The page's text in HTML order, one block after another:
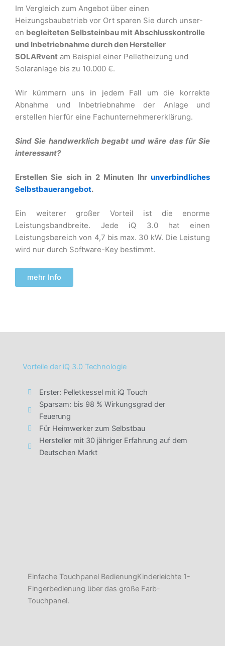
Im Vergleich zum Angebot über einen
Heizungsbaubetrieb vor Ort sparen Sie durch unser-
en begleitetenSelbsteinbau mit Abschlusskontrolle
und Inbetriebnahme durch den Hersteller
SOLARvent am Beispiel einer Pelletheizung und
Solaranlage bis zu 10.000 €.
Wir kümmern uns in jedem Fall um die korrekte
Abnahme und Inbetriebnahme der Anlage und
erstellen hierfür eine Fachunternehmererklärung.
Sind Sie handwerklich begabt und wäre das für Sie
interessant?
Erstellen Sie sich in 2 Minuten Ihr unverbindliches
Selbstbauerangebot.
Ein weiterer großer Vorteil ist die enorme
Leistungsbandbreite. Jede iQ 3.0 hat einen
Leistungsbereich von 4,7 bis max. 30 kW. Die Leistung
wird nur durch Software-Key bestimmt.
mehr Info
Vorteile der iQ 3.0 Technologie
Erster: Pelletkessel mit iQ Touch
Sparsam: bis 98 % Wirkungsgrad der
Feuerung
Für Heimwerker zum Selbstbau
Hersteller mit 30 jähriger Erfahrung auf dem
Deutschen Markt
Einfache Touchpanel BedienungKinderleichte 1-
Fingerbedienung über das große Farb-
Touchpanel.